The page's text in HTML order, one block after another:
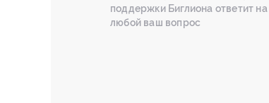
поддержки Биглиона ответит на
любой ваш вопрос